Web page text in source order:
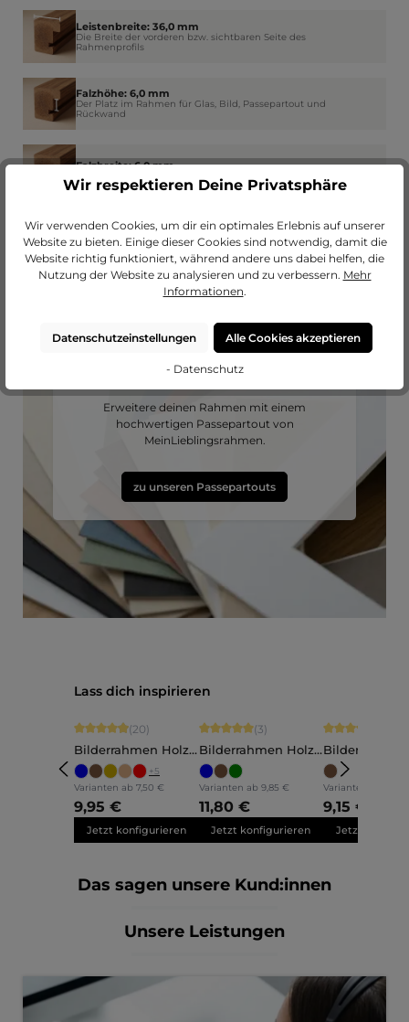
Leistenbreite: 36,0 mm
Die Breite der vorderen bzw. sichtbaren Seite des
Rahmenprofils
Falzhöhe: 6,0 mm
Der Platz im Rahmen für Glas, Bild, Passepartout und
Rückwand
Falzbreite: 6,0 mm
Wie weit der Rahmen am Rand das Glas überdeckt
Passendes Passepartout?
Erweitere deinen Rahmen mit einem
hochwertigen Passepartout von
MeinLieblingsrahmen.
zu unseren Passepartouts
Produktgalerie überspringen
Lass dich inspirieren
Durchschnittliche Bewertung von 4.9 von 5 Sternen
(20)
Bilderrahmen Holz
Ava
+5
Varianten ab 7,50 €
9,95 €
Jetzt konfigurieren
Durchschnittliche Bewertung von 5
(3)
Bilderrahmen Holz
Annelie
Varianten ab 9,85 €
11,80 €
Jetzt konfigurieren
Martha
Varianten ab
9,15 €
Jetzt
Das sagen unsere Kund:innen
Unsere Leistungen
Wir respektieren Deine Privatsphäre
Wir verwenden Cookies, um dir ein optimales Erlebnis auf unserer
Website zu bieten. Einige dieser Cookies sind notwendig, damit die
Website richtig funktioniert, während andere uns dabei helfen, die
Nutzung der Website zu analysieren und zu verbessern. Mehr
Informationen.
Datenschutzeinstellungen Alle Cookies akzeptieren
- Datenschutz